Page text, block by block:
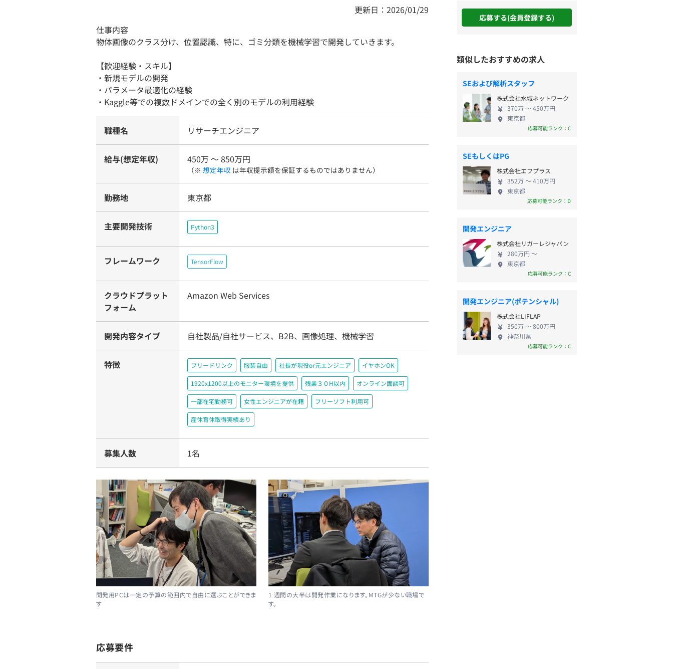
更新日：2026/01/29
仕事内容
物体画像のクラス分け、位置認識、特に、ゴミ分類を機械学習で開発していきます。
【歓迎経験・スキル】
・新規モデルの開発
・パラメータ最適化の経験
・Kaggle等での複数ドメインでの全く別のモデルの利用経験
職種名 リサーチエンジニア
給与(想定年収) 450万 〜 850万円
（※ 想定年収 は年収提示額を保証するものではありません）
勤務地 東京都
主要開発技術 Python3
フレームワーク TensorFlow
クラウドプラット
フォーム
Amazon Web Services
開発内容タイプ 自社製品/自社サービス、B2B、画像処理、機械学習
特徴 フリードリンク 服装自由 社長が現役or元エンジニア イヤホンOK
1920x1200以上のモニター環境を提供 残業３０H以内 オンライン面談可
一部在宅勤務可 女性エンジニアが在籍 フリーソフト利用可
産休育休取得実績あり
募集人数 1名
開発用PCは一定の予算の範囲内で自由に選ぶことができま
す
1 週間の大半は開発作業になります。MTGが少ない職場で
す。
応募要件
応募する(会員登録する)
類似したおすすめの求人
SEおよび解析スタッフ
株式会社水域ネットワーク
370万 〜 450万円
東京都
応募可能ランク：C
SEもしくはPG
株式会社エフプラス
352万 〜 410万円
東京都
応募可能ランク：D
開発エンジニア
株式会社リガーレジャパン
280万円 〜
東京都
応募可能ランク：C
開発エンジニア(ポテンシャル)
株式会社LIFLAP
350万 〜 800万円
神奈川県
応募可能ランク：C